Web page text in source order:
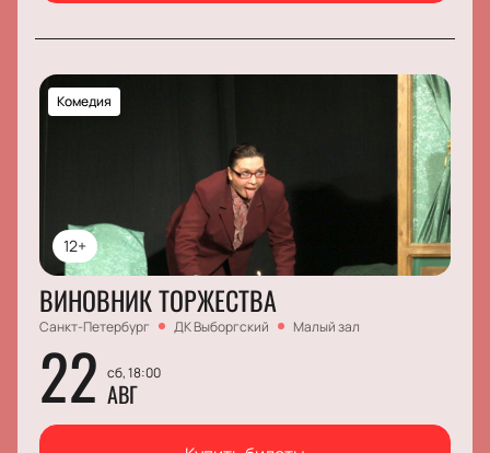
12+
Комедия
ВИНОВНИК ТОРЖЕСТВА
Санкт-Петербург ДК Выборгский Малый зал
22 сб, 18:00
АВГ